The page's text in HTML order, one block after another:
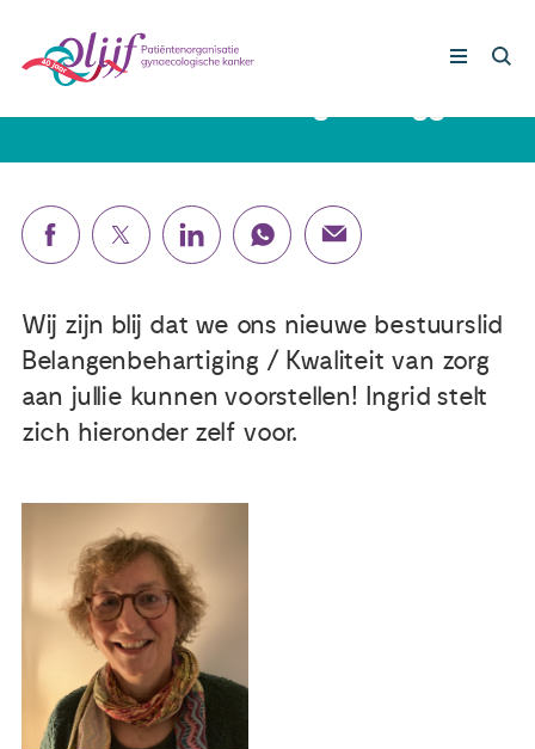
Agenda
Publicaties
Ervaringsdeskundigheid
Over ons
Gynaecologische kankers
Lotgenoten
Steun ons
10 november 2023
Wij zijn blij dat we ons nieuwe bestuurslid
Belangenbehartiging / Kwaliteit van zorg
aan jullie kunnen voorstellen! Ingrid stelt
zich hieronder zelf voor.